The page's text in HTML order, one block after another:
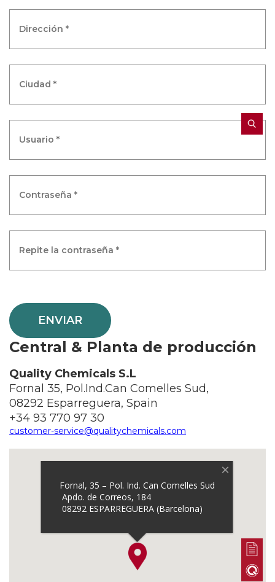
Central & Planta de producción
Quality Chemicals S.L
Fornal 35, Pol.Ind.Can Comelles Sud,
08292 Esparreguera, Spain
+34 93 770 97 30
customer-service@qualitychemicals.com